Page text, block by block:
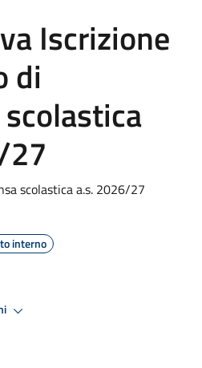
Iscrizione
di
27
scolastica a.s. 2026/27
interno